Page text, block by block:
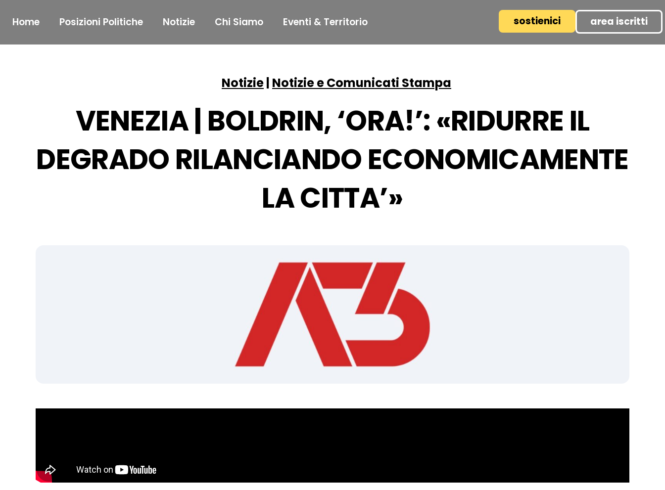
Home Posizioni Politiche Notizie Chi Siamo Eventi & Territorio area iscritti
sostienici
Notizie| Notizie e Comunicati Stampa
VENEZIA | BOLDRIN, ‘ORA!’: «RIDURRE IL
DEGRADO RILANCIANDO ECONOMICAMENTE
LA CITTA’»